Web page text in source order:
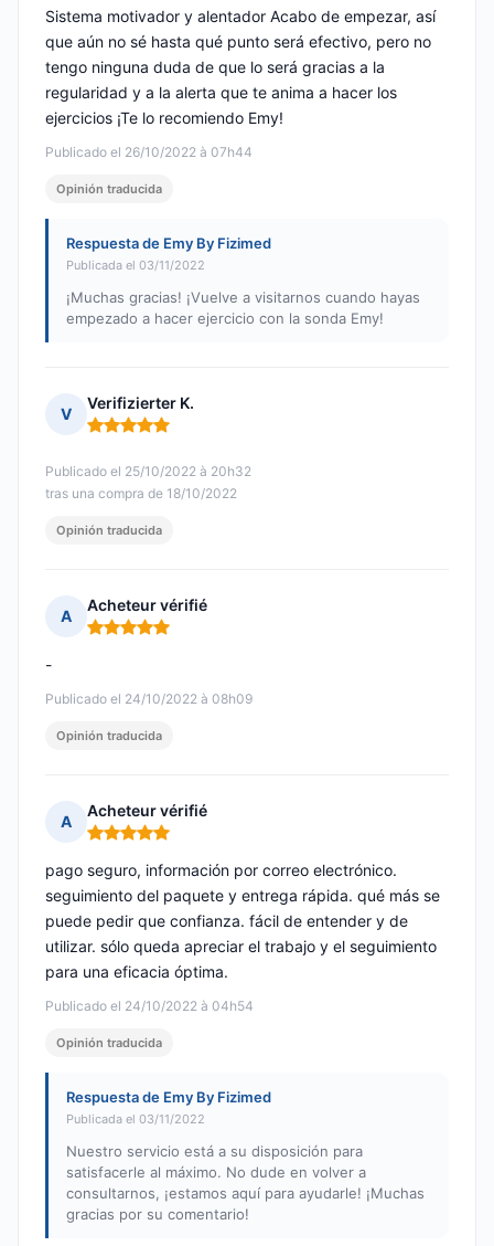
Publicado el 26/10/2022 à 07h44
Sistema motivador y alentador Acabo de empezar, así
que aún no sé hasta qué punto será efectivo, pero no
tengo ninguna duda de que lo será gracias a la
regularidad y a la alerta que te anima a hacer los
ejercicios ¡Te lo recomiendo Emy!
Opinión traducida
Respuesta de Emy By Fizimed
Publicada el 03/11/2022
¡Muchas gracias! ¡Vuelve a visitarnos cuando hayas
empezado a hacer ejercicio con la sonda Emy!
V
Verifizierter K.
Nota: 5 de 5
Publicado el 25/10/2022 à 20h32
tras una compra de 18/10/2022
Opinión traducida
A
Acheteur vérifié
Nota: 5 de 5
Publicado el 24/10/2022 à 08h09
-
Opinión traducida
A
Acheteur vérifié
Nota: 5 de 5
Publicado el 24/10/2022 à 04h54
pago seguro, información por correo electrónico.
seguimiento del paquete y entrega rápida. qué más se
puede pedir que confianza. fácil de entender y de
utilizar. sólo queda apreciar el trabajo y el seguimiento
para una eficacia óptima.
Opinión traducida
Respuesta de Emy By Fizimed
Publicada el 03/11/2022
Nuestro servicio está a su disposición para
satisfacerle al máximo. No dude en volver a
consultarnos, ¡estamos aquí para ayudarle! ¡Muchas
gracias por su comentario!